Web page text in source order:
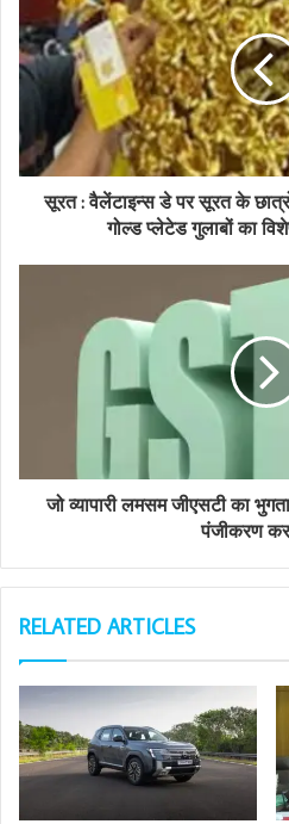
E
m
a
a
d
सूरत : वैलेंटाइन्स डे पर सूरत के
गोल्ड प्लेटेड गुलाबों का
जो व्यापारी लमसम जीएसटी का
पंजीकरण
RELATED ARTICLES